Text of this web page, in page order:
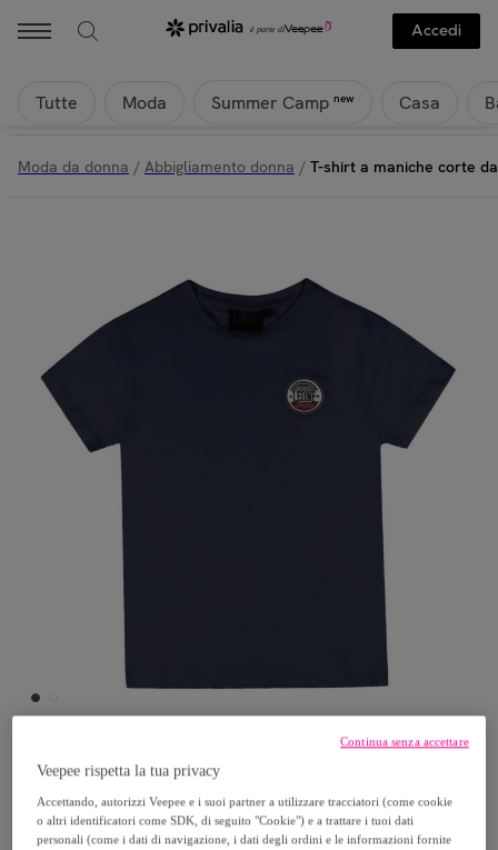
Accedi
Tutte Moda Summer Camp new Casa
Moda da donna / Abbigliamento donna / T-shirt a maniche corte
Leone 1947 Apparel
T-shirt a maniche corte da bambino "Italy"
Veepee rispetta la tua privacy
Accettando, autorizzi Veepee e i suoi partner a utilizzare tracciatori (come cookie
o altri identificatori come SDK, di seguito "Cookie") e a trattare i tuoi dati
personali (come i dati di navigazione, i dati degli ordini e le informazioni fornite
Continua senza accettare